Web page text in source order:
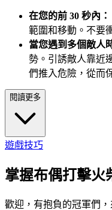
在您的前 30 秒內：
範圍和移動。不要
當您遇到多個敵人
勢。引誘敵人靠近
們推入危險，從而
閱讀更多
遊戲技巧
掌握布偶打擊火
歡迎，有抱負的冠軍們